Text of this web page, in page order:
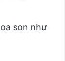
son như